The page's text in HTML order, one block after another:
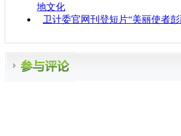
地文化
卫计委官网刊登短片“美丽使者